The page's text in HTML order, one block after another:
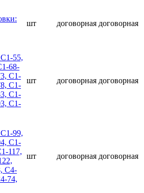
шт договорная договорная
С1-55,
68-
С1-
С1-
С1-
С1-
шт договорная договорная
С1-99,
С1-
117,
С4-
74,
шт договорная договорная